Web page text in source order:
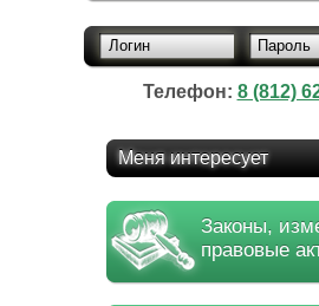
Логин Пароль
Телефон: 8 (812)
Меня интересует
Законы,
правовые